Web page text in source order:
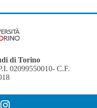
di Torino
02099550010- C.F.